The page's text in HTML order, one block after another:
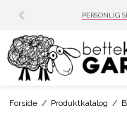
PERSONLIG
Forside / Produktkatalog /